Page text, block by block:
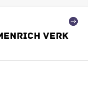
VERK